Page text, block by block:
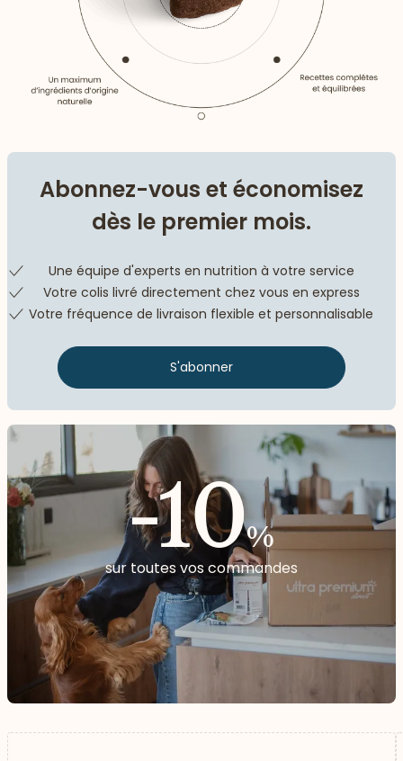
-10%
sur toutes vos commandes
Abonnez-vous et économisez
dès le premier mois.
Une équipe d'experts en nutrition à votre service
Votre colis livré directement chez vous en express
Votre fréquence de livraison flexible et personnalisable
S'abonner